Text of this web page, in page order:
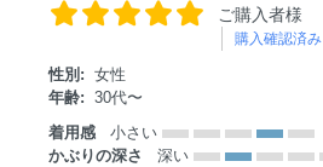
ご購入者様
購入確認済み
性別: 女性
年齢: 30代〜
着用感
小さい
かぶりの深さ
深い